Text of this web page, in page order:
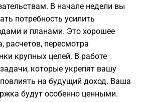
В начале недели вы
потребность усилить
и планами. Это хорошее
пересмотра
крупных целей. В работе
которые укрепят вашу
на будущий доход. Ваша
будут особенно ценными.